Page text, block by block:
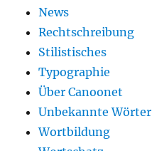
News
Rechtschreibung
Stilistisches
Typographie
Über Canoonet
Unbekannte Wörter
Wortbildung